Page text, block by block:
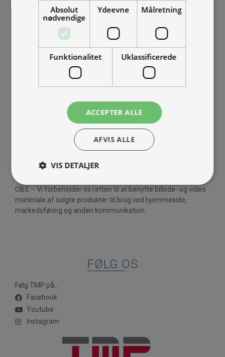
09:00 - 15:30
Weekend
INFORMATION
Privatlivspolitik
OBS – Vi forbeholder os retten til at benytte billede- og video
materiale af solgte produkter til brug ved hjemmeside,
markedsføring og anden kommunikation.
FØLG OS
Følg TMP på...
Facebook
Youtube
Instagram
Absolut
nødvendige
Ydeevne Målretning
Funktionalitet Uklassificerede
ACCEPTER ALLE
AFVIS ALLE
VIS DETALJER